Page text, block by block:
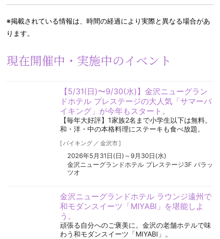
※掲載されている情報は、時間の経過により実際と異なる場合があ
ります。
現在開催中・実施中のイベント
【5/31(日)〜9/30(水)】金沢ニューグラン
ドホテル プレステージの大人気「サマーバ
イキング」が今年もスタート。
【毎年大好評】1家族2名まで小学生以下は無料。
和・洋・中の本格料理にステーキも食べ放題。
[バイキング ／ 金沢市]
2026年5月31日(日)～9月30日(水)
金沢ニューグランドホテル プレステージ3F パラッ
ツオ
金沢ニューグランドホテル ラウンジ遠州で
和モダンスイーツ「MIYABI」を堪能しよ
う。
頑張る自分へのご褒美に。金沢の老舗ホテルで味
わう和モダンスイーツ「MIYABI」。